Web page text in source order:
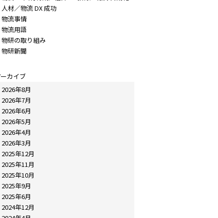
人材／物流 DX 成功
物流事情
物流用語
物研の取り組み
物研新聞
カイブ
2026年8月
2026年7月
2026年6月
2026年5月
2026年4月
2026年3月
2025年12月
2025年11月
2025年10月
2025年9月
2025年6月
2024年12月